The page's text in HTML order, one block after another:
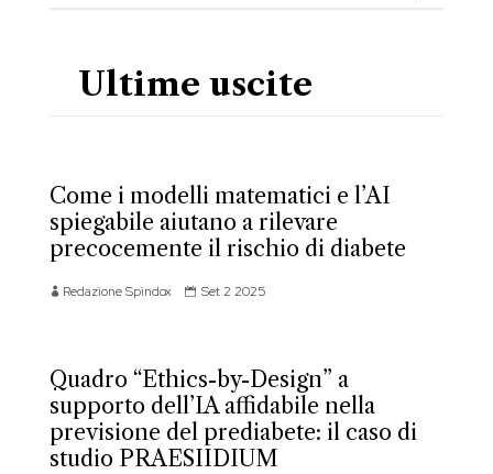
Ultime uscite
Come i modelli matematici e l’AI
spiegabile aiutano a rilevare
precocemente il rischio di diabete
Redazione Spindox Set 2 2025
Quadro “Ethics-by-Design” a
supporto dell’IA affidabile nella
previsione del prediabete: il caso di
studio PRAESIIDIUM